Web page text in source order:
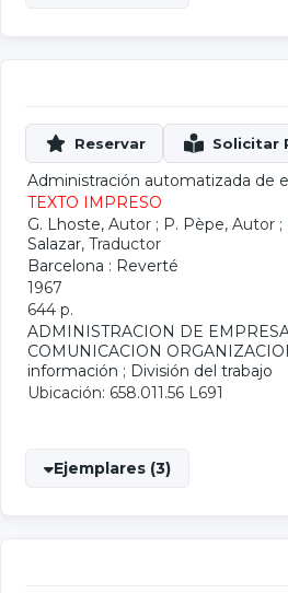
Administración automatizada de
TEXTO IMPRESO
G. Lhoste, Autor ; P. Pèpe, Autor ;
Salazar, Traductor
Barcelona : Reverté
1967
644 p.
ADMINISTRACION DE
COMUNICACION
información ; División del trabajo
Ubicación: 658.011.56 L691
Ejemplares (3)